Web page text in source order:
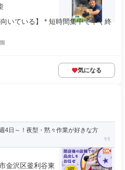
いている】 * 短時間集中で早く終
気になる
4日～！夜型・黙々作業が好きな方
金沢区釜利谷東